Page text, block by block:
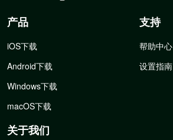
产品
iOS下载
Android下载
Windows下载
macOS下载
支持
帮助中心
设置指南
关于我们